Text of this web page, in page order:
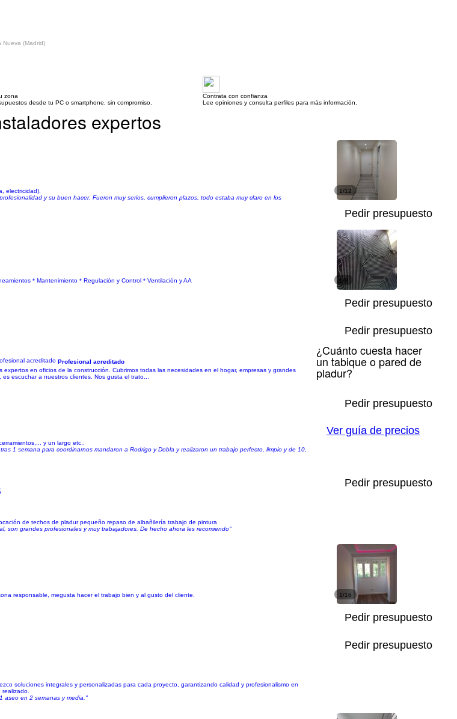
Nueva (Madrid)
zona
desde tu PC o smartphone, sin compromiso.
Contrata con confianza
Lee opiniones y consulta perfiles para más información.
expertos
electricidad).
y su buen hacer. Fueron muy serios, cumplieron plazos, todo estaba muy claro en los
1/12
Pedir presupuesto
* Mantenimiento * Regulación y Control * Ventilación y AA
1/8
Pedir presupuesto
Profesional acreditado
en oficios de la construcción. Cubrimos todas las necesidades en el hogar, empresas y grandes
escuchar a nuestros clientes. Nos gusta el trato...
Pedir presupuesto
y un largo etc..
1 semana para coordinarnos mandaron a Rodrigo y Dobla y realizaron un trabajo perfecto, limpio y de 10,
Pedir presupuesto
de techos de pladur pequeño repaso de albañilería trabajo de pintura
son grandes profesionales y muy trabajadores. De hecho ahora les recomiendo"
Pedir presupuesto
responsable, megusta hacer el trabajo bien y al gusto del cliente.
1/16
Pedir presupuesto
soluciones integrales y personalizadas para cada proyecto, garantizando calidad y profesionalismo en
aseo en 2 semanas y media."
Pedir presupuesto
¿Cuánto cuesta hacer
un tabique o pared de
pladur?
Ver guía de precios